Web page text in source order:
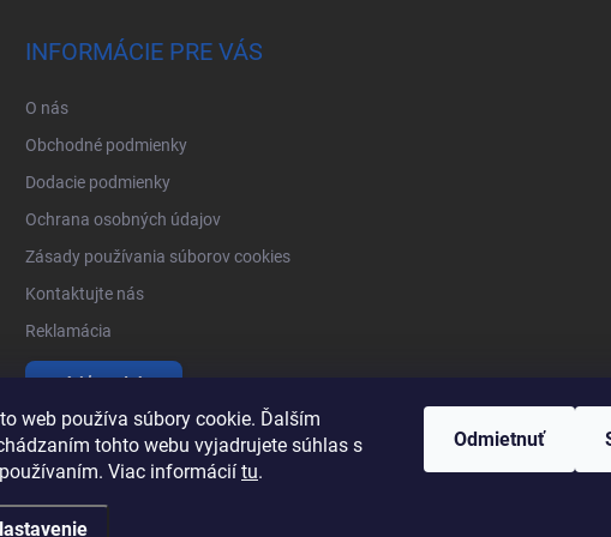
web používa súbory cookie. Ďalším
tohto webu vyjadrujete súhlas s
Viac informácií tu.
Odmietnuť
INFORMÁCIE PRE VÁS
O nás
Obchodné podmienky
Dodacie podmienky
Ochrana osobných údajov
Zásady používania súborov cookies
Kontaktujte nás
Reklamácia
Vrátiť produkty